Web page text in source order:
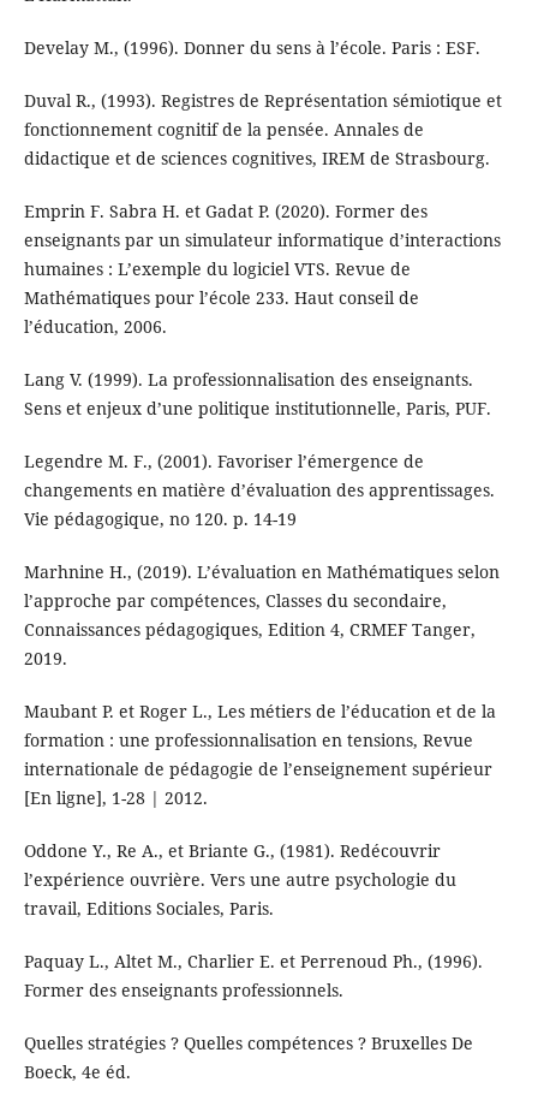
Develay M., (1996). Donner du sens à l’école. Paris : ESF.
Duval R., (1993). Registres de Représentation sémiotique et
fonctionnement cognitif de la pensée. Annales de
didactique et de sciences cognitives, IREM de Strasbourg.
Emprin F. Sabra H. et Gadat P. (2020). Former des
enseignants par un simulateur informatique d’interactions
humaines : L’exemple du logiciel VTS. Revue de
Mathématiques pour l’école 233. Haut conseil de
l’éducation, 2006.
Lang V. (1999). La professionnalisation des enseignants.
Sens et enjeux d’une politique institutionnelle, Paris, PUF.
Legendre M. F., (2001). Favoriser l’émergence de
changements en matière d’évaluation des apprentissages.
Vie pédagogique, no 120. p. 14-19
Marhnine H., (2019). L’évaluation en Mathématiques selon
l’approche par compétences, Classes du secondaire,
Connaissances pédagogiques, Edition 4, CRMEF Tanger,
2019.
Maubant P. et Roger L., Les métiers de l’éducation et de la
formation : une professionnalisation en tensions, Revue
internationale de pédagogie de l’enseignement supérieur
[En ligne], 1-28 | 2012.
Oddone Y., Re A., et Briante G., (1981). Redécouvrir
l’expérience ouvrière. Vers une autre psychologie du
travail, Editions Sociales, Paris.
Paquay L., Altet M., Charlier E. et Perrenoud Ph., (1996).
Former des enseignants professionnels.
Quelles stratégies ? Quelles compétences ? Bruxelles De
Boeck, 4e éd.